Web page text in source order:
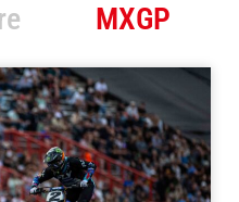
MXGP